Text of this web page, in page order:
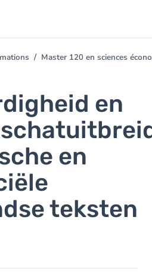
Master 120 en sciences
en
en
teksten